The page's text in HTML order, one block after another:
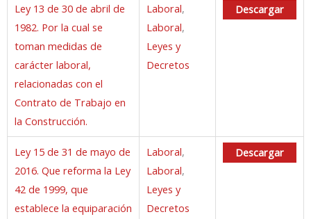
Ley 13 de 30 de abril de
1982. Por la cual se
toman medidas de
carácter laboral,
relacionadas con el
Contrato de Trabajo en
la Construcción.
Laboral,
Laboral,
Leyes y
Decretos
Descargar
Ley 15 de 31 de mayo de
2016. Que reforma la Ley
42 de 1999, que
establece la equiparación
Laboral,
Laboral,
Leyes y
Decretos
Descargar